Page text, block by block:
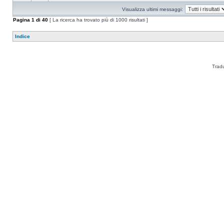
Visualizza ultimi messaggi:
Pagina 1 di 40 [ La ricerca ha trovato più di 1000 risultati ]
Indice